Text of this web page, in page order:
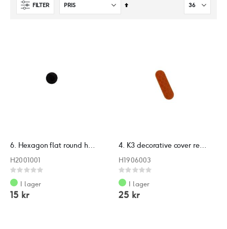
FILTER
Sätt
6. Hexagon flat round head
H2001001
Rating:
0%
I lager
15 kr
4. K3 decorative cover reflective stickers
H1906003
Rating:
0%
I lager
25 kr